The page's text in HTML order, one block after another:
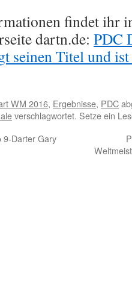
findet ihr
dartn.de: PDC
seinen Titel und
WM 2016, Ergebnisse, PDC
verschlagwortet. Setze ein
9-Darter Gary